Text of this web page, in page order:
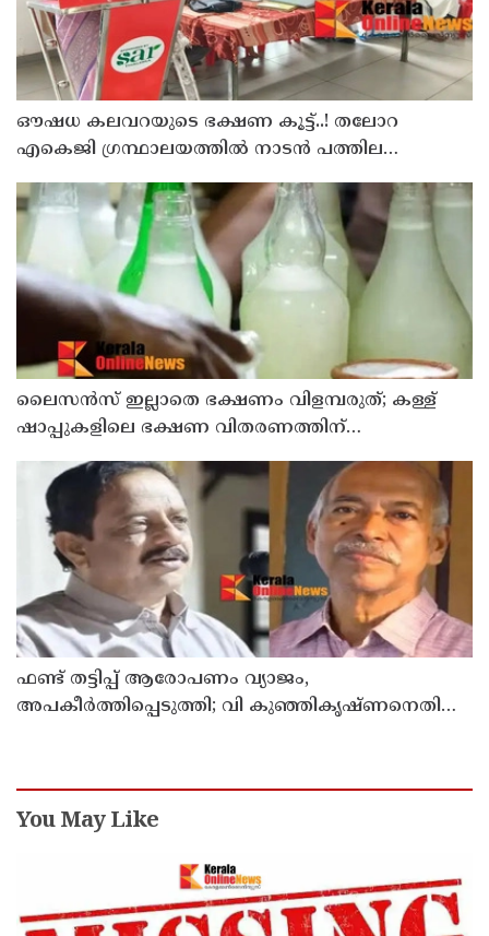
ഔഷധ കലവറയുടെ ഭക്ഷണ കൂട്ട്..! തലോറ
എകെജി ഗ്രന്ഥാലയത്തിൽ നാടൻ പത്തില
ലൈസന്‍സ് ഇല്ലാതെ ഭക്ഷണം വിളമ്പരുത്; കള്ള്
ഷാപ്പുകളിലെ ഭക്ഷണ വിതരണത്തിന്
എക്‌സൈസ്
ഫണ്ട് തട്ടിപ്പ് ആരോപണം വ്യാജം,
അപകീർത്തിപ്പെടുത്തി; വി കുഞ്ഞികൃഷ്ണനെതിരെ
You May Like